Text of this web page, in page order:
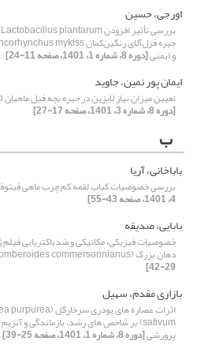
اورجی، حسین
و ایمنی[دوره 8، شماره 1، 1401، صفحه 11-24]
ایمان پور نمین، جاوید
تعیین میزان نیاز لایزین در جیره بچه فیل ماهیان Huso huso و تأثیر آن بر روند رشد
[دوره 8، شماره 3، 1401، صفحه 17-27]
ب
باباخانی، آریا
بررسی خصوصیات کباب لقمه کم چرب ماهی
4، 1401، صفحه 43-55]
بابایی، صدیقه
خصوصیات فیزیکی، مکانیکی و ضدباکتریایی
دهان بزرگ (Scomberoides commersonnianus)
29-42]
بازاری مقدم، سهیل
پرورشی[دوره 8، شماره 1، 1401، صفحه 25-39]